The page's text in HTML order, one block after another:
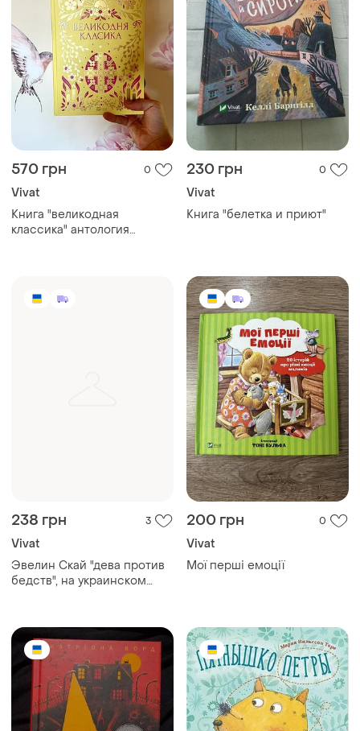
570 грн 0
Vivat
Книга "великодная
классика" антология
230 грн 0
Vivat
Книга "белетка и приют"
238 грн 3
Vivat
Эвелин Скай "дева против
бедств", на украинском
200 грн 0
Vivat
Мої перші емоції